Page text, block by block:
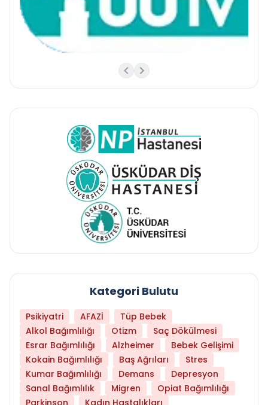
Kategori Bulutu
Psikiyatri AFAZİ
Tüp Bebek
Alkol Bağımlılığı
Otizm
Saç Dökülmesi
Esrar Bağımlılığı
Alzheimer
Bebek Gelişimi
Kokain Bağımlılığı
Baş Ağrıları
Stres
Kumar Bağımlılığı
Demans
Depresyon
Sanal Bağımlılık
Migren
Opiat Bağımlılığı
Parkinson
Kadın Hastalıkları